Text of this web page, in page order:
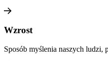
Wzrost
Sposób myślenia naszych ludzi,